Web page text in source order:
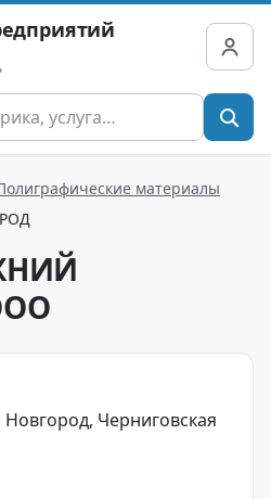
материалы
Черниговская